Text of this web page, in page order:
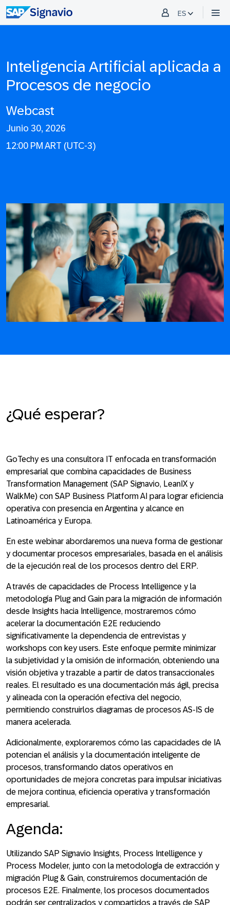
ES
Inteligencia Artificial aplicada a
Procesos de negocio
Webcast
Junio 30, 2026
12:00 PM ART (UTC-3)
¿Qué esperar?
GoTechy es una consultora IT enfocada en transformación
empresarial que combina capacidades de Business
Transformation Management (SAP Signavio, LeanIX y
WalkMe) con SAP Business Platform AI para lograr eficiencia
operativa con presencia en Argentina y alcance en
Latinoamérica y Europa.
En este webinar abordaremos una nueva forma de gestionar
y documentar procesos empresariales, basada en el análisis
de la ejecución real de los procesos dentro del ERP.
A través de capacidades de Process Intelligence y la
metodología Plug and Gain para la migración de información
desde Insights hacia Intelligence, mostraremos cómo
acelerar la documentación E2E reduciendo
significativamente la dependencia de entrevistas y
workshops con key users. Este enfoque permite minimizar
la subjetividad y la omisión de información, obteniendo una
visión objetiva y trazable a partir de datos transaccionales
reales. El resultado es una documentación más ágil, precisa
y alineada con la operación efectiva del negocio,
permitiendo construirlos diagramas de procesos AS-IS de
manera acelerada.
Adicionalmente, exploraremos cómo las capacidades de IA
potencian el análisis y la documentación inteligente de
procesos, transformando datos operativos en
oportunidades de mejora concretas para impulsar iniciativas
de mejora continua, eficiencia operativa y transformación
empresarial.
Agenda:
Utilizando SAP Signavio Insights, Process Intelligence y
Process Modeler, junto con la metodología de extracción y
migración Plug & Gain, construiremos documentación de
procesos E2E. Finalmente, los procesos documentados
podrán ser centralizados y compartidos a través de SAP